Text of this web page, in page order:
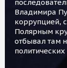
Владимира
коррупцией,
Полярным
отбывал там
политических